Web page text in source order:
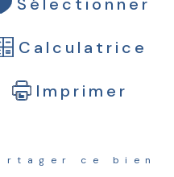
Calculatrice
Imprimer
ce bien